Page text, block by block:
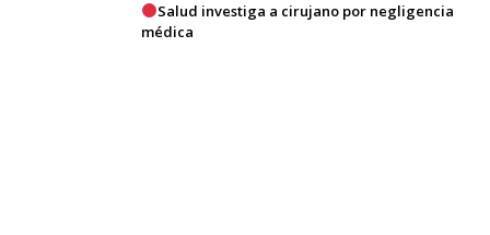
Salud investiga a cirujano por negligencia
médica